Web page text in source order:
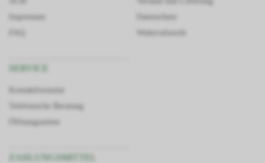
Impressum
Datenschutz
Widerrufsrecht
Kontaktformular
Telefonische Beratung
Öffnungszeiten
ZAHLUNGSMITTEL